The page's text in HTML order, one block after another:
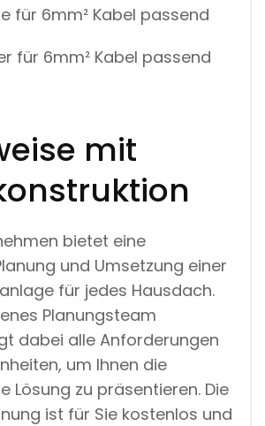
für 6mm² Kabel passend
für 6mm² Kabel passend
mit
bietet eine
und Umsetzung einer
für jedes Hausdach.
Planungsteam
dabei alle Anforderungen
um Ihnen die
Lösung zu präsentieren. Die
ist für Sie kostenlos und